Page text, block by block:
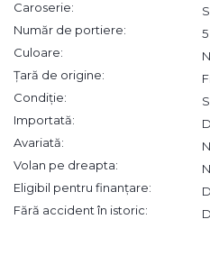
Caroserie:
Număr de portiere:
Culoare:
Țară de origine:
Condiție:
Importată:
Avariată:
Volan pe dreapta:
Eligibil pentru finanțare:
Fără accident în istoric: